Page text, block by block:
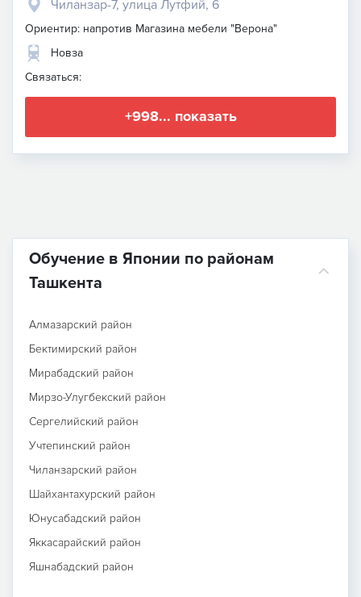
Чиланзар-7, улица Лутфий, 6
Ориентир: напротив Магазина мебели "Верона"
Новза
Связаться:
+998... показать
Обучение в Японии по районам
Ташкента
Алмазарский район
Бектимирский район
Мирабадский район
Мирзо-Улугбекский район
Сергелийский район
Учтепинский район
Чиланзарский район
Шайхантахурский район
Юнусабадский район
Яккасарайский район
Яшнабадский район